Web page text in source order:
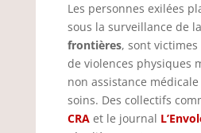
Les personnes exilées
sous la surveillance de la
frontières, sont victimes
de violences physiques
non assistance
soins. Des collectifs
CRAet le journal